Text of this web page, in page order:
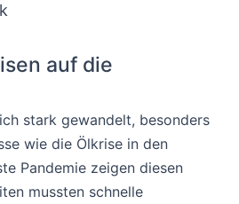
auf die
stark gewandelt, besonders
wie die Ölkrise in den
Pandemie zeigen diesen
mussten schnelle